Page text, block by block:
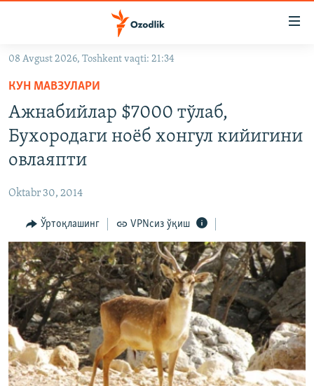
Асосий
навигацияга
ўтинг
Қидиришга
ўтинг
OZODVIDEO
На русском
ИЖТИМОИЙ ТАРМОҚЛАР
Озодлик бошқа тилларда
08 Avgust 2026, Toshkent vaqti: 21:34
КУН МАВЗУЛАРИ
Ажнабийлар $7000 тўлаб,
Бухородаги ноëб хонгул кийигини
овлаяпти
Oktabr 30, 2014
Ўртоқлашинг VPNсиз ўқиш